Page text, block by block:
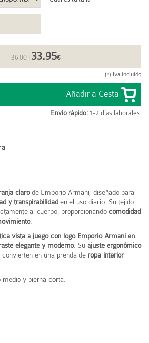
36.00 |33.95€
(*) Iva incluido
Envío rápido: 1-2 días laborales.
clarode Emporio Armani, diseñado para
y transpirabilidad en el uso diario. Su tejido
al cuerpo, proporcionando comodidad
.
vista a juego con logo Emporio Armani en
elegante y moderno. Su ajuste ergonómico
convierten en una prenda de ropa interior
y pierna corta.